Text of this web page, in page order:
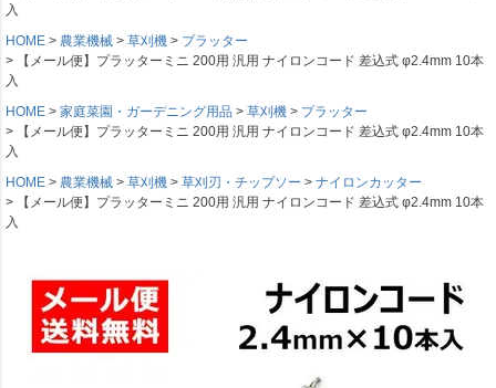
入
HOME
農業機械 草刈機
プラッター
【メール便】プラッターミニ 200用 汎用 ナイロンコード 差込式 φ2.4mm 10本
入
HOME
家庭菜園・ガーデニング用品 草刈機
プラッター
【メール便】プラッターミニ 200用 汎用 ナイロンコード 差込式 φ2.4mm 10本
入
HOME
農業機械 草刈機 草刈刃・チップソー
ナイロンカッター
【メール便】プラッターミニ 200用 汎用 ナイロンコード 差込式 φ2.4mm 10本
入